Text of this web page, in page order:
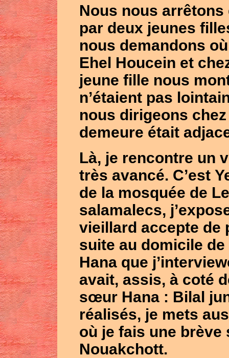
Nous nous
par deux jeunes
nous demandons
Ehel Houcein et
jeune fille nous
n’étaient pas
nous dirigeons
demeure était
Là, je rencontre un
très avancé. C’est
de la mosquée de
salamalecs,
vieillard accepte de
suite au domicile de
Hana que
avait, assis, à coté
sœur Hana : Bilal
réalisés, je mets
où je fais une brève
Nouakchott.